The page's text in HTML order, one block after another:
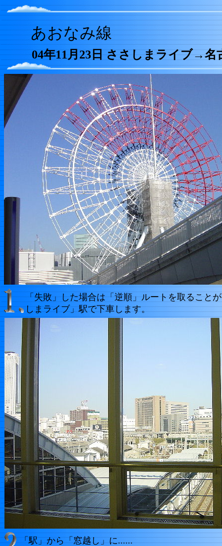
あおなみ線
04年11月23日 ささしまライブ→名
「失敗」した場合は「逆順」ルートを取ること
しまライブ」駅で下車します。
「駅」から「窓越し」に......